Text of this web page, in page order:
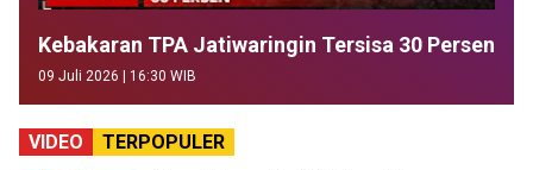
Kebakaran TPA Jatiwaringin Tersisa 30 Persen
09 Juli 2026 | 16:30 WIB
VIDEO TERPOPULER